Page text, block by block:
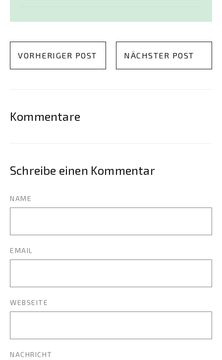
VORHERIGER POST NÄCHSTER POST
Kommentare
Schreibe einen Kommentar
NAME
EMAIL
WEBSEITE
NACHRICHT